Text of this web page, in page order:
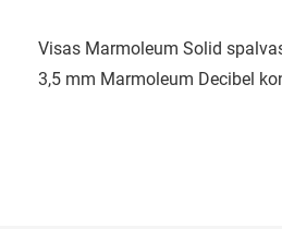
Visas Marmoleum Solid
3,5 mm Marmoleum Decibel